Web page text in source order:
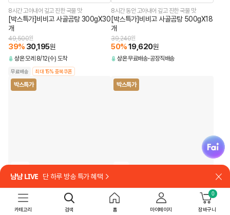
8시간 고아내어 깊고 진한 국물 맛
[박스특가]비비고 사골곰탕 300gX30
개
49,500원
39% 30,195원
상온모레 8/12(수) 도착
무료배송 최대 15% 중복쿠폰
8시간 동안 고아내어 깊고 진한 국물 맛
[박스특가]비비고 사골곰탕 500gX18
개
39,240원
50%19,620원
상온무료배송 공장직배송
박스특가
담기
국내산 사골로 더 깊고 담백하게
[박스특가]비비고 한우사골곰탕
박스특가
담기
[쇼핑백 포함]
[26추석 선물세트특가]백설 프리미엄
냠냠 LIVE 단 하루 방송 특가 혜택
fai
카테고리 검색 홈 마이페이지 장바구니
0